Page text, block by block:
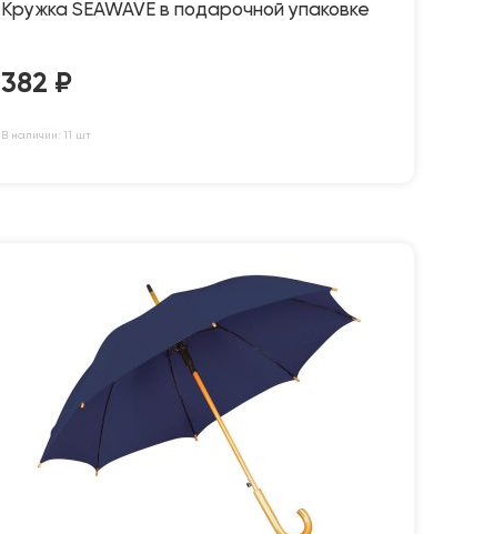
Кружка SEAWAVE в подарочной упаковке
382 ₽
В наличии: 11 шт